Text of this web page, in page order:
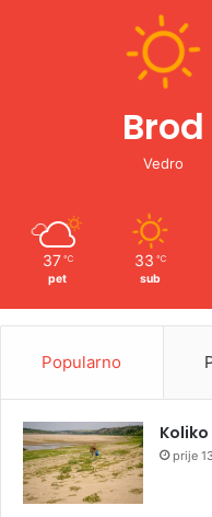
Brod
Vedro
37 ℃
pet
33 ℃
sub
Popularno
prije